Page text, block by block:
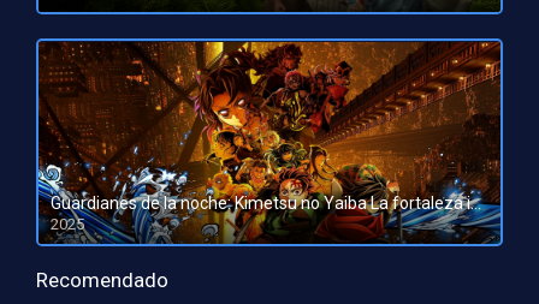
Guardianes de la noche: Kimetsu no Yaiba La fortaleza infinita
2025
HD 1080pHD 720p
Recomendado